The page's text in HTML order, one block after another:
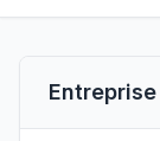
Entreprise